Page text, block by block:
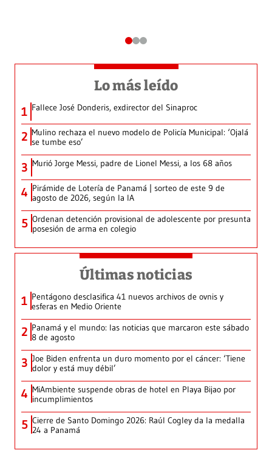
Lo más leído
1 Fallece José Donderis, exdirector del Sinaproc
2 Mulino rechaza el nuevo modelo de Policía Municipal: ‘Ojalá
se tumbe eso’
3 Murió Jorge Messi, padre de Lionel Messi, a los 68 años
4 Pirámide de Lotería de Panamá | sorteo de este 9 de
agosto de 2026, según la IA
5 Ordenan detención provisional de adolescente por presunta
posesión de arma en colegio
Últimas noticias
1 Pentágono desclasifica 41 nuevos archivos de ovnis y
esferas en Medio Oriente
2 Panamá y el mundo: las noticias que marcaron este sábado
8 de agosto
3 Joe Biden enfrenta un duro momento por el cáncer: ‘Tiene
dolor y está muy débil’
4 MiAmbiente suspende obras de hotel en Playa Bijao por
incumplimientos
5 Cierre de Santo Domingo 2026: Raúl Cogley da la medalla
24 a Panamá